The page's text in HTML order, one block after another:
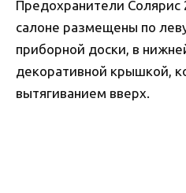
Предохранители Солярис
салоне размещены по
приборной доски, в
декоративной крышкой,
вытягиванием вверх.